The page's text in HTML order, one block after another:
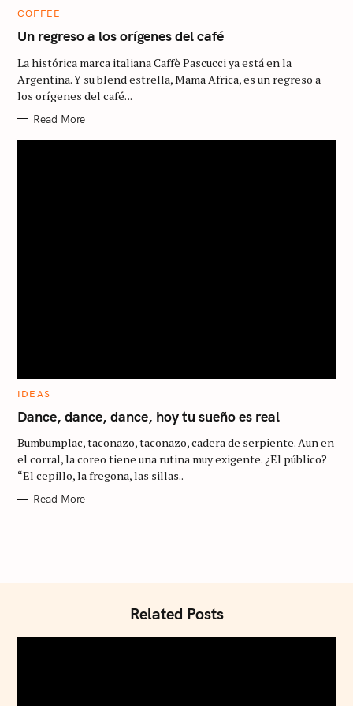
C
T
E
O
R
I
E
COFFEE
Un regreso a los orígenes del café
La histórica marca italiana Caffè Pascucci ya está en la
Argentina. Y su blend estrella, Mama Africa, es un regreso a
los orígenes del café. ..
Read More
C
T
E
O
R
I
E
IDEAS
Dance, dance, dance, hoy tu sueño es real
Bumbumplac, taconazo, taconazo, cadera de serpiente. Aun en
el corral, la coreo tiene una rutina muy exigente. ¿El público?
“El cepillo, la fregona, las sillas..
Read More
Related Posts
r